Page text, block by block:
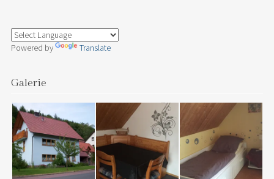
Powered by Translate
Galerie